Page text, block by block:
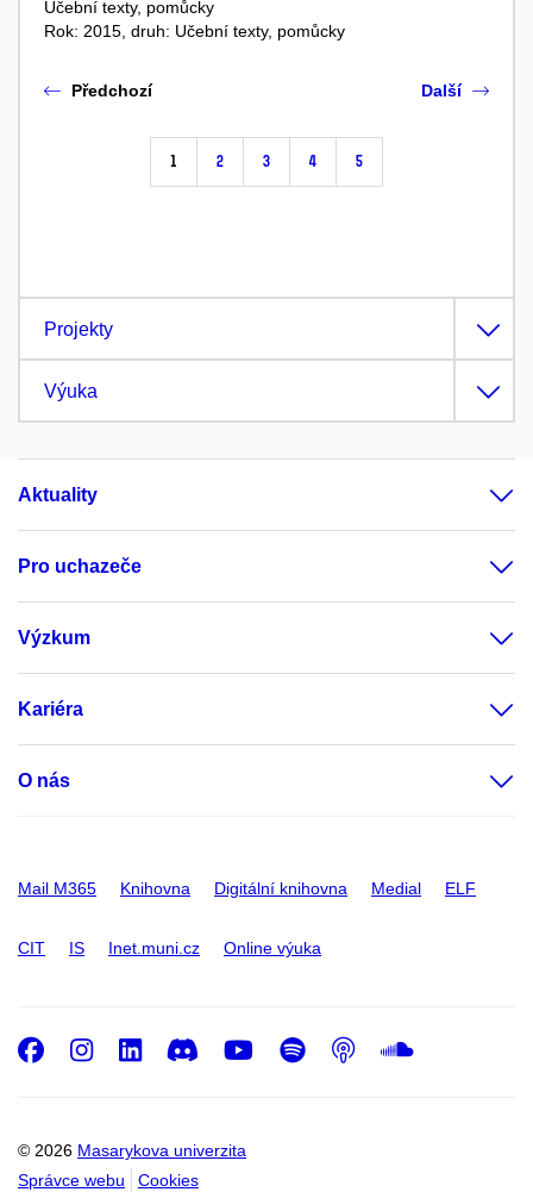
Učební texty, pomůcky
Rok: 2015, druh: Učební texty, pomůcky
Předchozí
1 2 3 4 5
Další
Projekty
Výuka
Aktuality
Pro uchazeče
Výzkum
Kariéra
O nás
Mail M365 Knihovna Digitální knihovna Medial ELF
CIT IS Inet.muni.cz Online výuka
© 2026 Masarykova univerzita
Správce webu
Cookies
Facebook
Instagram
LinkedIn
DiscordYoutube
Spotify
Podcast